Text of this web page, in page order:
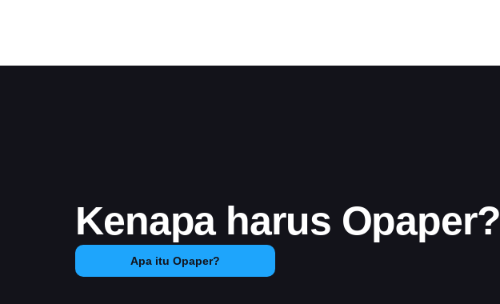
Kenapa harus Opaper?
Apa itu Opaper?